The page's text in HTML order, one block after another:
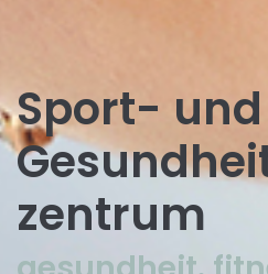
Sport- und
zentrum